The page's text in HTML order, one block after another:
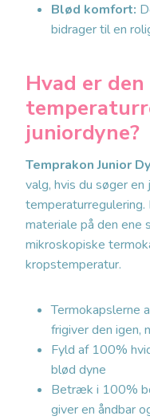
Blød komfort:
bidrager til en
Hvad er
juniordyne?
Temprakon Junior
valg, hvis du søger
materiale på den ene
mikroskopiske
kropstemperatur.
Termokapslerne
frigiver den igen,
Fyld af 100%
blød dyne
Betræk i 100%
giver en åndbar